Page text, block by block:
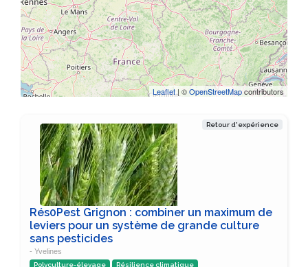
Leaflet| ©OpenStreetMapcontributors
Retour d'expérience
Rés0Pest Grignon : combiner un maximum de
leviers pour un système de grande culture
sans pesticides
- Yvelines
Polyculture-élevage
Résilience climatique